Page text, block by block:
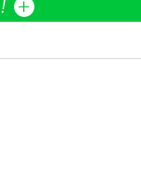
3
김희철, 거꾸로 걸
"X돌았네"
4